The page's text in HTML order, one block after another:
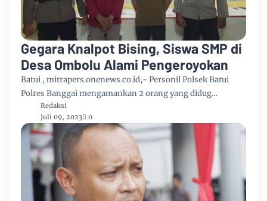
Gegara Knalpot Bising, Siswa SMP di
Desa Ombolu Alami Pengeroyokan
Batui , mitrapers.onenews.co.id,- Personil Polsek Batui
Polres Banggai mengamankan 2 orang yang didug…
Redaksi
Juli 09, 2023
0